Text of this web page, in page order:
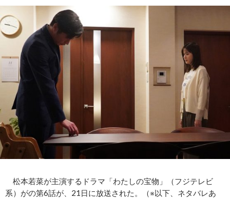
松本若菜が主演するドラマ「わたしの宝物」（フジテレビ
系）がの第6話が、21日に放送された。（※以下、ネタバレあ